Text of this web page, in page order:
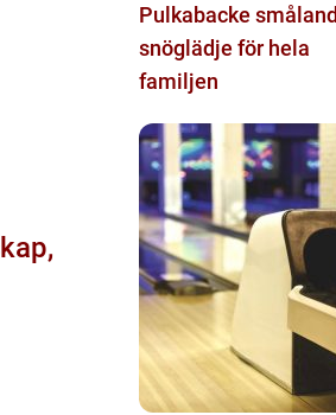
Pulkabacke småland
snöglädje för hela
familjen